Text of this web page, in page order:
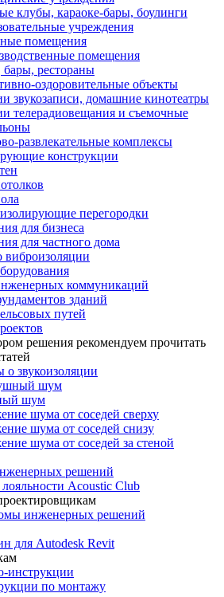
клубы, караоке-бары, боулинги
учреждения
помещения
помещения
рестораны
оздоровительные объекты
звукозаписи, домашние кинотеатры
телерадиовещания и съемочные
развлекательные комплексы
конструкции
перегородки
для бизнеса
для частного дома
виброизоляции
коммуникаций
зданий
путей
решения рекомендуем прочитать
звукоизоляции
шум
шум
шума от соседей сверху
шума от соседей снизу
шума от соседей за стеной
решений
Acoustic Club
инженерных решений
для Autodesk Revit
инструкции
по монтажу